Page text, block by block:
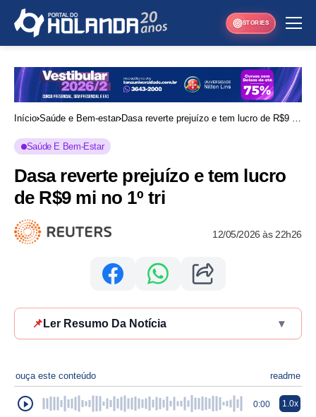
STORIES
Início Saúde e Bem-estar Dasa reverte prejuízo e tem lucro de R$9 mi
Saúde E Bem-Estar
Dasa reverte prejuízo e tem lucro
de R$9 mi no 1º tri
12/05/2026 às 22h26
📌 Ler Resumo Da Notícia ▾
ouça este conteúdo readme
0:00 1.0x